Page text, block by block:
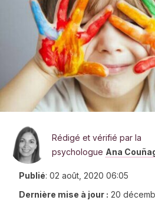
Rédigé et vérifié par la
psychologue Ana
Publié: 02 août, 2020 06:05
Dernière mise à jour : 20